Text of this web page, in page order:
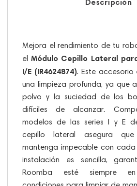
Mejora el rendimiento de tu
elMódulo Cepillo Lateral
I/E (IR4624874). Este accesorio
una limpieza profunda, ya que
polvo y la suciedad de los
difíciles de alcanzar.
modelos de las series I y E
cepillo lateral asegura
mantenga impecable con cada
instalación es sencilla,
Roomba esté siempre